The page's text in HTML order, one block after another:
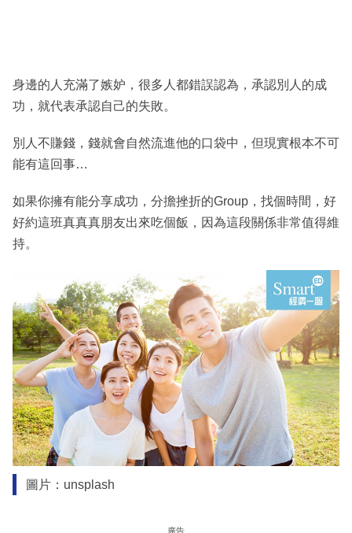
身邊的人充滿了嫉妒，很多人都錯誤認為，承認別人的成
功，就代表承認自己的失敗。
別人不賺錢，錢就會自然流進他的口袋中，但現實根本不可
能有這回事…
如果你擁有能分享成功，分擔挫折的Group，找個時間，好
好約這班真真真朋友出來吃個飯，因為這段關係非常值得維
持。
圖片：unsplash
廣告